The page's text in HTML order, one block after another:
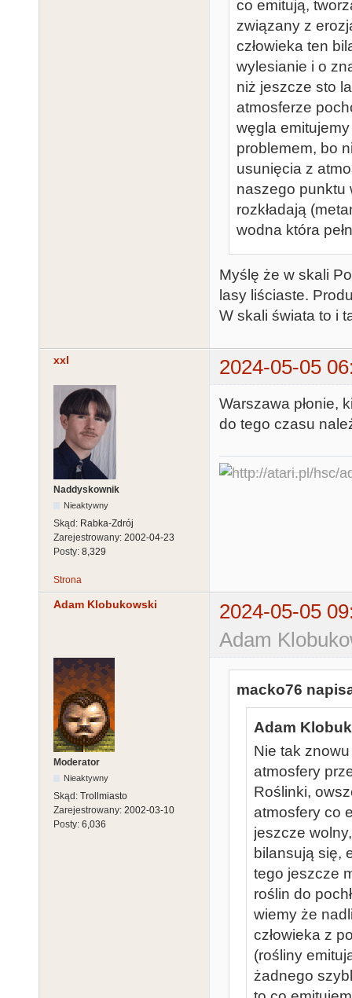
co emitują,
związany z
człowieka ten
wylesianie i o
niż jeszcze sto
atmosferze
węgla
problemem, bo
usunięcia z
naszego punktu
rozkładają
wodna która
Myślę że w skali
lasy liściaste.
W skali świata to i
xxl 2024-05-05
Naddyskownik
Nieaktywny
Skąd: Rabka-Zdrój
Zarejestrowany: 2002-04-23
Posty: 8,329
Warszawa płonie,
do tego czasu
Strona
Adam Klobukowski
2024-05-05
Adam
Moderator
Nieaktywny
Skąd: Trollmiasto
Zarejestrowany: 2002-03-10
Posty: 6,036
macko76
Adam
Nie tak
atmosfery
Roślinki,
atmosfery co
jeszcze
bilansują się,
tego jeszcze
roślin do
wiemy że
człowieka z
(rośliny
żadnego